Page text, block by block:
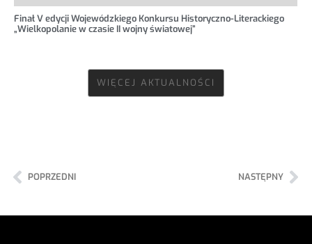
Finał V edycji Wojewódzkiego Konkursu Historyczno-Literackiego
„Wielkopolanie w czasie II wojny światowej”
WIĘCEJ AKTUALNOŚCI
POPRZEDNI NASTĘPNY